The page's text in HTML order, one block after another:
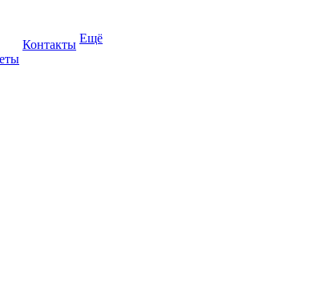
Контакты Ещё